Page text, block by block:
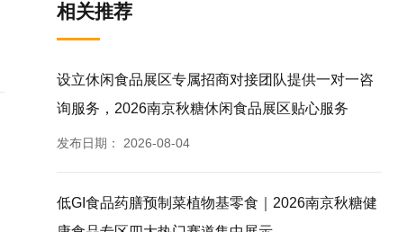
相关推荐
设立休闲食品展区专属招商对接团队提供一对一咨
询服务，2026南京秋糖休闲食品展区贴心服务
发布日期： 2026-08-04
低GI食品药膳预制菜植物基零食｜2026南京秋糖健